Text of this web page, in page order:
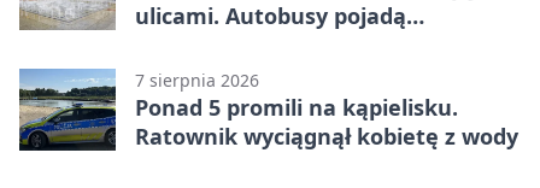
ulicami. Autobusy pojadą
7 sierpnia 2026
Ponad 5 promili na kąpielisku.
Ratownik wyciągnął kobietę z wody